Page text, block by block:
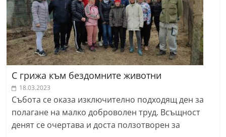
С грижа към бездомните животни
18.03.2023
Събота се оказа изключително подходящ ден за
полагане на малко доброволен труд. Всъщност
денят се очертава и доста ползотворен за